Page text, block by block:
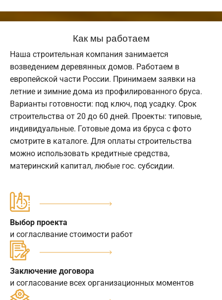
Как мы работаем
Наша строительная компания занимается
возведением деревянных домов. Работаем в
европейской части России. Принимаем заявки на
летние и зимние дома из профилированного бруса.
Варианты готовности: под ключ, под усадку. Срок
строительства от 20 до 60 дней. Проекты: типовые,
индивидуальные. Готовые дома из бруса с фото
смотрите в каталоге. Для оплаты строительства
можно использовать кредитные средства,
материнский капитал, любые гос. субсидии.
Выбор проекта
и согласлвание стоимости работ
Заключение договора
и согласование всех организационных моментов